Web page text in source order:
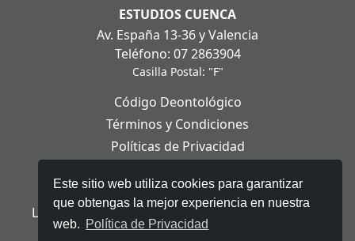
Este sitio web utiliza cookies para garantizar
que obtengas la mejor experiencia en nuestra
web. Política de Privacidad
ESTUDIOS CUENCA
Av. España 13-36 y Valencia
Teléfono: 07 2863904
Casilla Postal: "F"
Código Deontológico
Términos y Condiciones
Políticas de Privacidad
Aviso Legal
Ley Orgánica de Protección de Datos Personales